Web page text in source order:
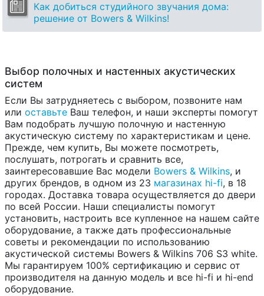
Как добиться студийного звучания дома:
решение от Bowers & Wilkins!
Выбор полочных и настенных акустических
систем
Если Вы затрудняетесь с выбором, позвоните нам
или оставьте Ваш телефон, и наши эксперты помогут
Вам подобрать лучшую полочную и настенную
акустическую систему по характеристикам и цене.
Прежде, чем купить, Вы можете посмотреть,
послушать, потрогать и сравнить все,
заинтересовавшие Вас модели Bowers & Wilkins, и
других брендов, в одном из 23 магазинах hi-fi, в 18
городах. Доставка товара осуществляется до двери
по всей России. Наши специалисты помогут
установить, настроить все купленное на нашем сайте
оборудование, а также дать профессиональные
советы и рекомендации по использованию
акустической системы Bowers & Wilkins 706 S3 white.
Мы гарантируем 100% сертификацию и сервис от
производителя на данную модель и все hi-fi и hi-end
оборудование.